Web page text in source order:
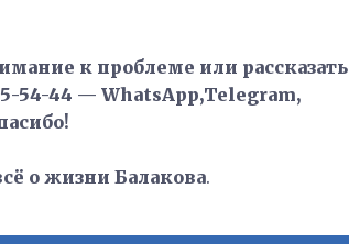
к проблеме или рассказать
54-44 — WhatsApp,Telegram,
о жизни Балакова.